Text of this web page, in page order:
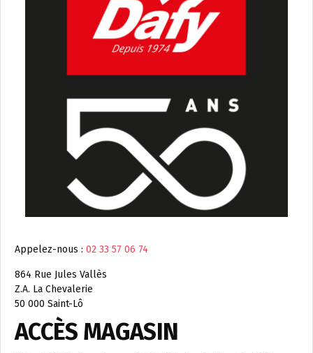
Appelez-nous : 02 33 57 06 74
864 Rue Jules Vallès
Z.A. La Chevalerie
50 000 Saint-Lô
ACCÈS MAGASIN